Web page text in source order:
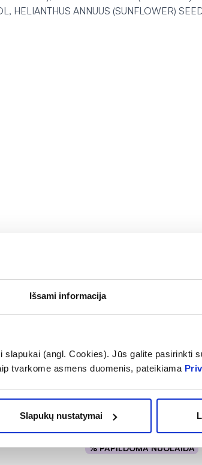
Išsami informacija
slapukai (angl. Cookies). Jūs galite pasirinkti
tvarkome asmens duomenis, pateikiama
Slapukų nustatymai
HELIANTHUS ANNUUS (SUNFLOWER)
TOPICREM veido kremas
12,45 €
% PAPILDOMA NUOLAIDA
Į krepšelį